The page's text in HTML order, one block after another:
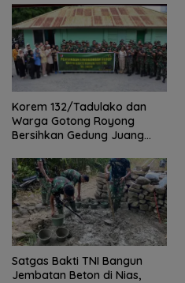
Korem 132/Tadulako dan
Warga Gotong Royong
Bersihkan Gedung Juang
Satgas Bakti TNI Bangun
Jembatan Beton di Nias,